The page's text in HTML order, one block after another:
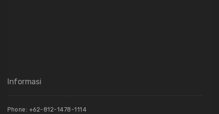
Informasi
Phone: +62-812-1478-1114